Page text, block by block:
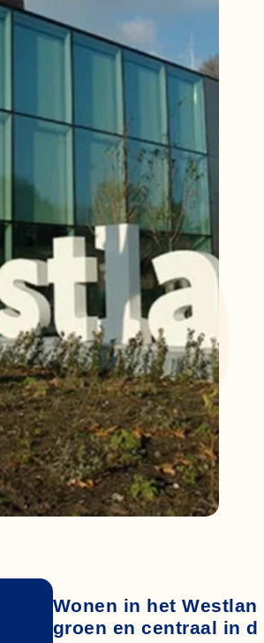
Wonen in het
groen en centraal in